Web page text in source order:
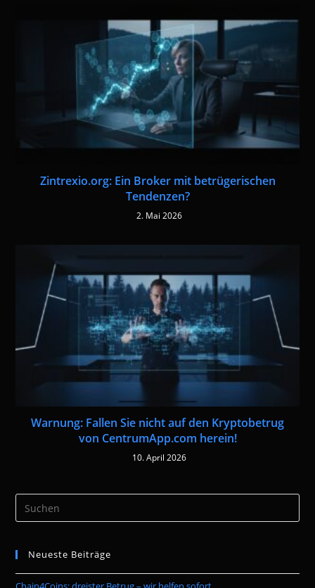
Zintrexio.org: Ein Broker mit betrügerischen
Tendenzen?
2. Mai 2026
Warnung: Fallen Sie nicht auf den Kryptobetrug
von CentrumApp.com herein!
10. April 2026
the
Neueste Beiträge